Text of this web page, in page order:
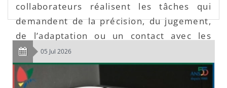
collaborateurs réalisent les tâches qui
demandent de la précision, du jugement,
de l’adaptation ou un contact avec les
occupants.
05 Jul 2026